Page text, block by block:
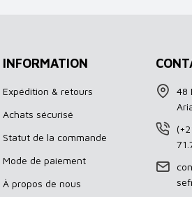
INFORMATION
Expédition & retours
Achats sécurisé
Statut de la commande
Mode de paiement
À propos de nous
48